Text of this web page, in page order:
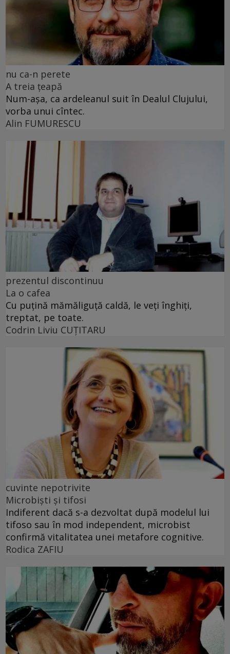
nu ca-n perete
A treia țeapă
Num-așa, ca ardeleanul suit în Dealul Clujului,
vorba unui cîntec.
Alin FUMURESCU
prezentul discontinuu
La o cafea
Cu puţină mămăliguţă caldă, le veţi înghiţi,
treptat, pe toate.
Codrin Liviu CUŢITARU
cuvinte nepotrivite
Microbiști și tifosi
Indiferent dacă s-a dezvoltat după modelul lui
tifoso sau în mod independent, microbist
confirmă vitalitatea unei metafore cognitive.
Rodica ZAFIU